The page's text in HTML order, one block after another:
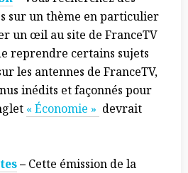
sur un thème en particulier
un œil au site de FranceTV
reprendre certains sujets
les antennes de FranceTV,
inédits et façonnés pour
« Économie » devrait
– Cette émission de la